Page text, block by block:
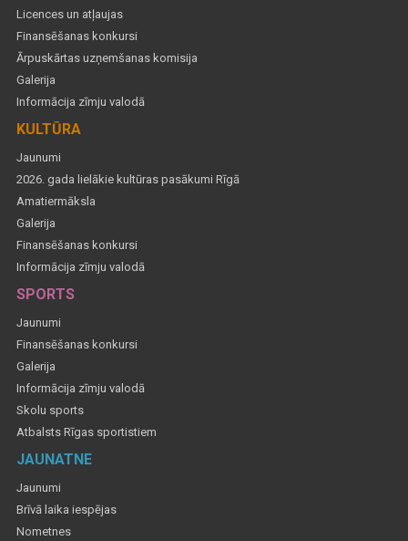
Licences un atļaujas
Finansēšanas konkursi
Ārpuskārtas uzņemšanas komisija
Galerija
Informācija zīmju valodā
KULTŪRA
Jaunumi
2026. gada lielākie kultūras pasākumi Rīgā
Amatiermāksla
Galerija
Finansēšanas konkursi
Informācija zīmju valodā
SPORTS
Jaunumi
Finansēšanas konkursi
Galerija
Informācija zīmju valodā
Skolu sports
Atbalsts Rīgas sportistiem
JAUNATNE
Jaunumi
Brīvā laika iespējas
Nometnes